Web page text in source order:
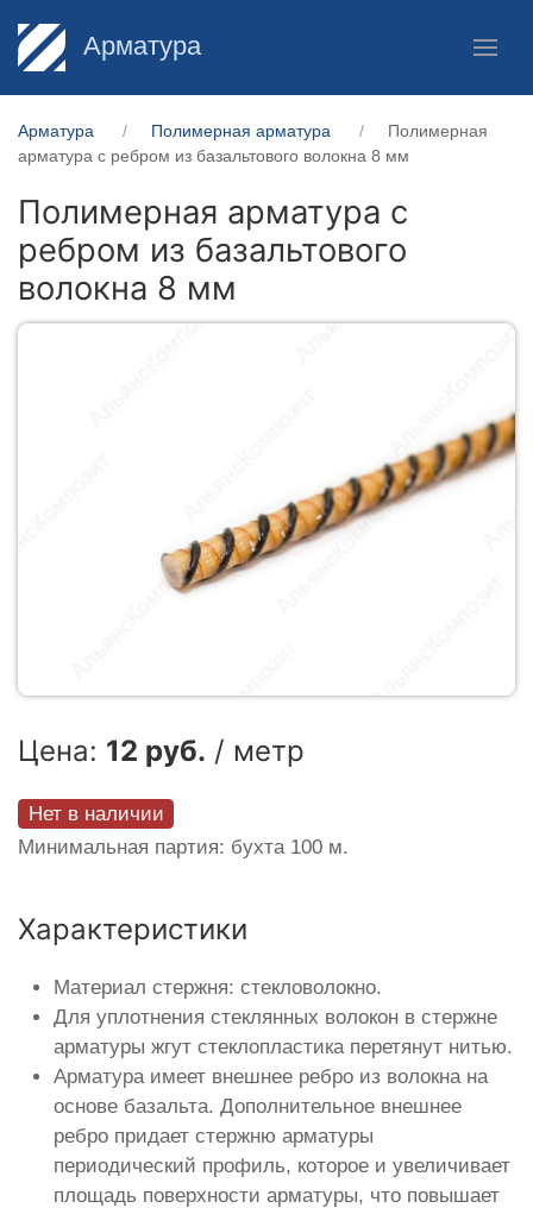
Арматура
Арматура Полимерная арматура
Полимерная
арматура c ребром из базальтового волокна 8 мм
Полимерная арматура c
ребром из базальтового
волокна 8 мм
Цена: 12 руб. / метр
Нет в наличии
Минимальная партия: бухта 100 м.
Характеристики
Материал стержня: стекловолокно.
Для уплотнения стеклянных волокон в стержне
арматуры жгут стеклопластика перетянут нитью.
Арматура имеет внешнее ребро из волокна на
основе базальта. Дополнительное внешнее
ребро придает стержню арматуры
периодический профиль, которое и увеличивает
площадь поверхности арматуры, что повышает